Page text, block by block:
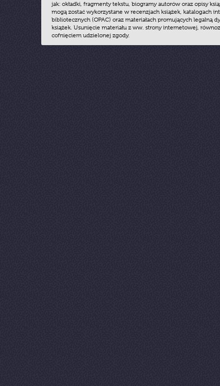
jak: okładki, fragmenty tekstu, biogramy autorów oraz opisy
mogą zostać wykorzystane w recenzjach książek, katalogach
bibliotecznych (OPAC) oraz materiałach promujących legalną
książek. Usunięcie materiału z ww. strony internetowej,
cofnięciem udzielonej zgody.